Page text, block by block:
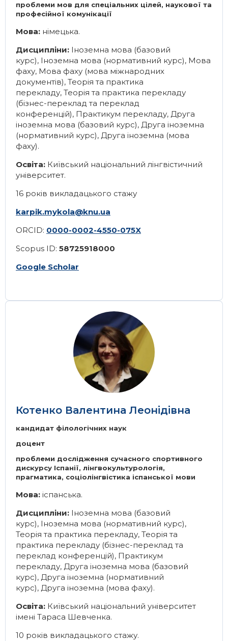
проблеми мов для спеціальних цілей, наукової та
професійної комунікації
Мова: німецька.
Дисципліни: Іноземна мова (базовий
курс), Іноземна мова (нормативний курс), Мова
фаху, Мова фаху (мова міжнародних
документів), Теорія та практика
перекладу, Теорія та практика перекладу
(бізнес-переклад та переклад
конференцій), Практикум перекладу, Друга
іноземна мова (базовий курс), Друга іноземна
(нормативний курс), Друга іноземна (мова
фаху).
Освіта: Київський національний лінгвістичний
університет.
16 років викладацького стажу
karpik.mykola@knu.ua
ORCID: 0000-0002-4550-075X
Scopus ID: 58725918000
Google Scholar
Image
Котенко Валентина Леонідівна
кандидат філологічних наук
доцент
проблеми дослідження сучасного спортивного
дискурсу Іспанії, лінгвокультурологія,
прагматика, соціолінгвістика іспанської мови
Мова: іспанська.
Дисципліни: Іноземна мова (базовий
курс), Іноземна мова (нормативний курс),
Теорія та практика перекладу, Теорія та
практика перекладу (бізнес-переклад та
переклад конференцій), Практикум
перекладу, Друга іноземна мова (базовий
курс), Друга іноземна (нормативний
курс), Друга іноземна (мова фаху).
Освіта: Київський національний університет
імені Тараса Шевченка.
10 років викладацького стажу.